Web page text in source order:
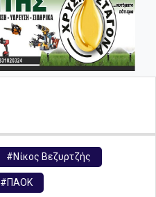
#Νίκος Βεζυρτζής
#ΠΑΟΚ